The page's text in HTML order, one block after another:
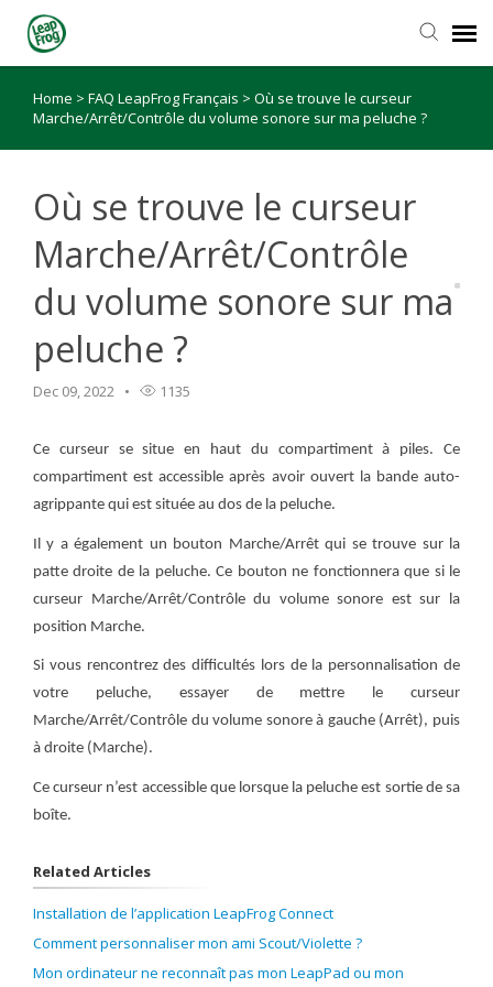
Home > FAQ LeapFrog Français > Où se trouve le curseur
Marche/Arrêt/Contrôle du volume sonore sur ma peluche ?
Où se trouve le curseur
Marche/Arrêt/Contrôle
du volume sonore sur ma
peluche ?
Dec 09, 2022 1135
Ce curseur se situe en haut du compartiment à piles. Ce
compartiment est accessible après avoir ouvert la bande auto-
agrippante qui est située au dos de la peluche.
Il y a également un bouton Marche/Arrêt qui se trouve sur la
patte droite de la peluche. Ce bouton ne fonctionnera que si le
curseur Marche/Arrêt/Contrôle du volume sonore est sur la
position Marche.
Si vous rencontrez des difficultés lors de la personnalisation de
votre peluche, essayer de mettre le curseur
Marche/Arrêt/Contrôle du volume sonore à gauche (Arrêt), puis
à droite (Marche).
Ce curseur n’est accessible que lorsque la peluche est sortie de sa
boîte.
Related Articles
Installation de l’application LeapFrog Connect
Comment personnaliser mon ami Scout/Violette ?
Mon ordinateur ne reconnaît pas mon LeapPad ou mon